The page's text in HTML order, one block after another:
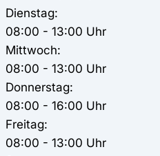
Dienstag:
08:00 - 13:00 Uhr
Mittwoch:
08:00 - 13:00 Uhr
Donnerstag:
08:00 - 16:00 Uhr
Freitag:
08:00 - 13:00 Uhr